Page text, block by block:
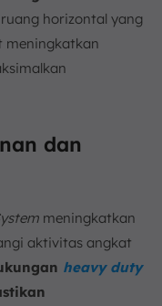
horizontal yang
meningkatkan
dan
meningkatkan
aktivitas angkat
heavy duty